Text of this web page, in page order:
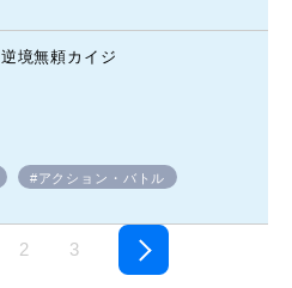
逆境無頼カイジ
#アクション・バトル
2 3